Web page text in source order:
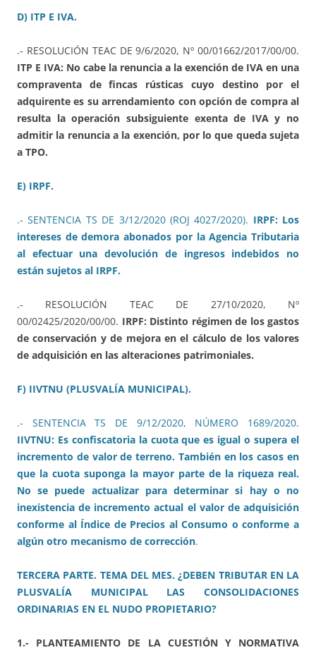
D) ITP E IVA.
.- RESOLUCIÓN TEAC DE 9/6/2020, Nº 00/01662/2017/00/00.
ITP E IVA: No cabe la renuncia a la exención de IVA en una
compraventa de fincas rústicas cuyo destino por el
adquirente es su arrendamiento con opción de compra al
resulta la operación subsiguiente exenta de IVA y no
admitir la renuncia a la exención, por lo que queda sujeta
a TPO.
E) IRPF.
.- SENTENCIA TS DE 3/12/2020 (ROJ 4027/2020). IRPF: Los
intereses de demora abonados por la Agencia Tributaria
al efectuar una devolución de ingresos indebidos no
están sujetos al IRPF.
.- RESOLUCIÓN TEAC DE 27/10/2020, Nº
00/02425/2020/00/00. IRPF: Distinto régimen de los gastos
de conservación y de mejora en el cálculo de los valores
de adquisición en las alteraciones patrimoniales.
F) IIVTNU (PLUSVALÍA MUNICIPAL).
.- SENTENCIA TS DE 9/12/2020, NÚMERO 1689/2020.
IIVTNU: Es confiscatoria la cuota que es igual o supera el
incremento de valor de terreno. También en los casos en
que la cuota suponga la mayor parte de la riqueza real.
No se puede actualizar para determinar si hay o no
inexistencia de incremento actual el valor de adquisición
conforme al Índice de Precios al Consumo o conforme a
algún otro mecanismo de corrección.
TERCERA PARTE. TEMA DEL MES. ¿DEBEN TRIBUTAR EN LA
PLUSVALÍA MUNICIPAL LAS CONSOLIDACIONES
ORDINARIAS EN EL NUDO PROPIETARIO?
1.- PLANTEAMIENTO DE LA CUESTIÓN Y NORMATIVA